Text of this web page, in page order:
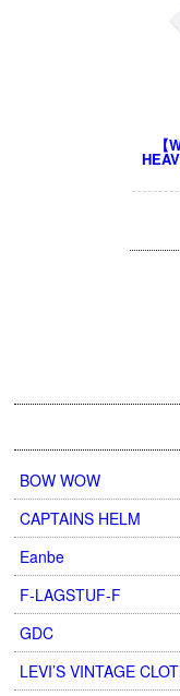
BOW WOW
CAPTAINS HELM
Eanbe
F-LAGSTUF-F
GDC
LEVI’S VINTAGE